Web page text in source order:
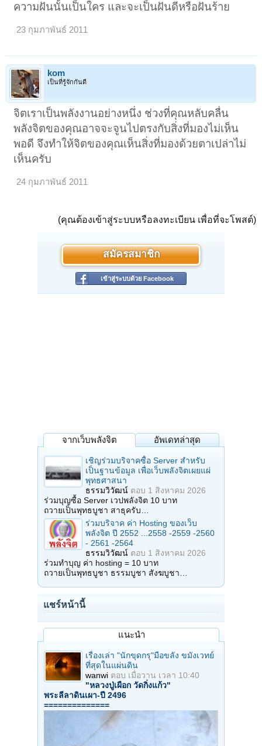
ความฝันนั้นเป็นใคร และจะเป็นฝันดีหรือฝันร้าย
23 กุมภาพันธ์ 2011
kom
เป็นที่รู้จักกันดี
จิตเราเป็นพลังงานอย่างหนึ่ง ช่วงที่คุณหลับคลื่น
พลังจิตของคุณอาจจะจูนไปตรงกับสิ่งที่มองไม่เห็น
พอดี จึงทำให้จิตของคุณเห็นสิ่งที่มองด้วยตาเปล่าไม่
เห็นครับ
24 กุมภาพันธ์ 2011
(คุณต้องเข้าสู่ระบบหรือลงทะเบียน เพื่อที่จะโพสต์)
สมัครสมาชิก
เข้าสู่ระบบด้วย Facebook
จากเว็บพลังจิต อัพเดทล่าสุด
เชิญร่วมบริจาคซื้อ Server สำหรับ
เป็นฐานข้อมูล เพื่อเว็บพลังจิตเผยแผ่
พุทธศาสนา
ธรรมวิวัฒน์ ตอบ 1 สิงหาคม 2026
ร่วมบุญซื้อ Server เวปพลังจิต 10 บาท
ถวายเป็นพุทธบูชา สาธุครับ…
ร่วมบริจาค ค่า Hosting ของเว็บ
พลังจิต ปี 2552 ...2558 -2559 -2560
- 2561 -2564
ธรรมวิวัฒน์ ตอบ 1 สิงหาคม 2026
ร่วมทำบุญ ค่า hosting = 10 บาท
ถวายเป็นพุทธบูชา ธรรมบูชา สังฆบูชา…
แชร์หน้านี้
แนะนำ
เรื่องเล่า "นักขุดกรุ"มือขลัง ขมังเวทย์
ที่สุดในแผ่นดิน
wanwi ตอบ เมื่อวาน เวลา 10:40
"หลวงปู่เผือก วัดกิ่งแก้ว"
พระลีลาดินเผา-ปี 2496
==============